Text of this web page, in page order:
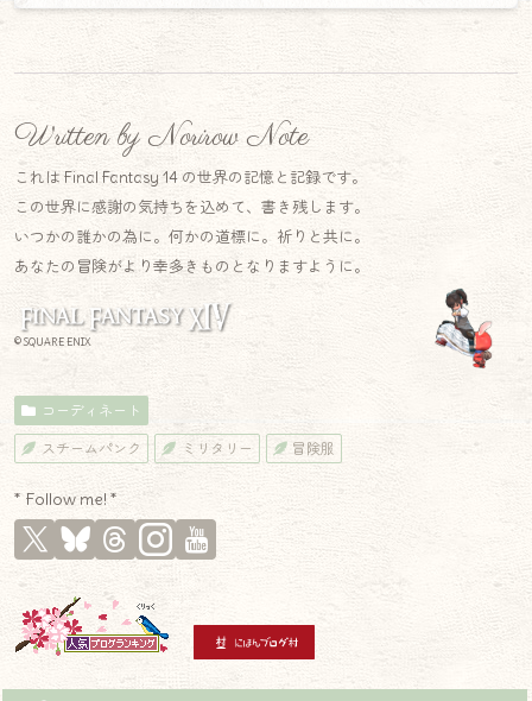
Written by Norirow Note
これは Final Fantasy 14 の世界の記憶と記録です。
この世界に感謝の気持ちを込めて、書き残します。
いつかの誰かの為に。何かの道標に。祈りと共に。
あなたの冒険がより幸多きものとなりますように。
© SQUARE ENIX
コーディネート
スチームパンク ミリタリー 冒険服
* Follow me! *